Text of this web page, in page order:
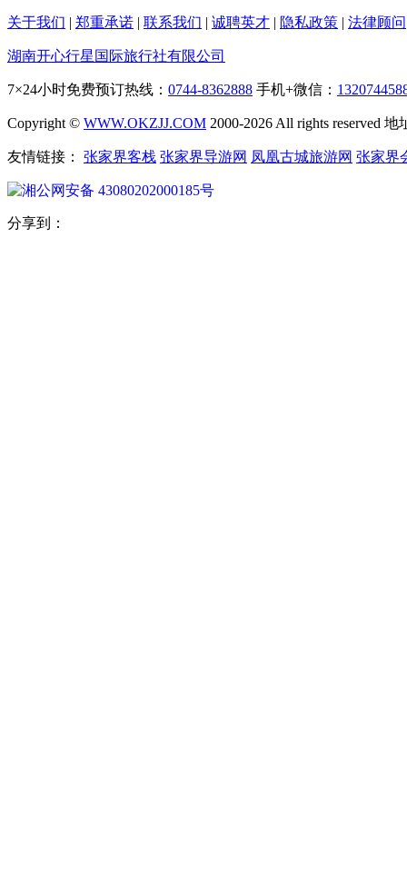
关于我们 | 郑重承诺 | 联系我们 | 诚聘英才 | 隐私政策 | 法律顾问
湖南开心行星国际旅行社有限公司
7×24小时免费预订热线： 0744-8362888 手机+微信：
Copyright © WWW.OKZJJ.COM 2000-2026 All rights reserved
友情链接： 张家界客栈 张家界导游网 凤凰古城旅游网 张家界
湘公网安备 43080202000185号
分享到：